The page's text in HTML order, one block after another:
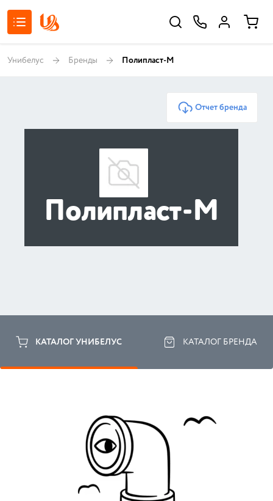
Унибелус Бренды Полипласт-М
Отчет бренда
Полипласт-М
КАТАЛОГ УНИБЕЛУС КАТАЛОГ БРЕНДА